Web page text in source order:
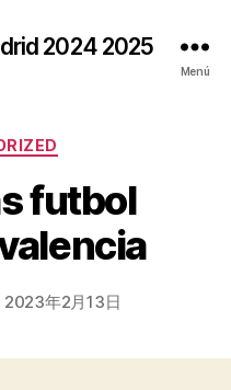
2024 2025
Menú
futbol
2023年2月13日